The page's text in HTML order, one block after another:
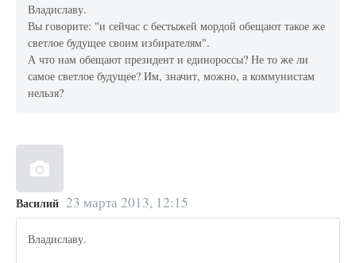
Владиславу.
Вы говорите: "и сейчас с бестыжей мордой обещают такое же
светлое будущее своим избирателям".
А что нам обещают президент и единороссы? Не то же ли
самое светлое будущее? Им, значит, можно, а коммунистам
нельзя?
Василий 23 марта 2013, 12:15
Владиславу.